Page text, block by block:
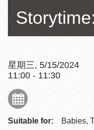
星期三, 5/15/2024
11:00 - 11:30
Suitable for: Babies,